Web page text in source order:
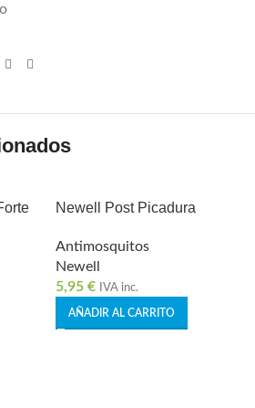
Newell Post Picadura
Antimosquitos
Newell
5,95 € IVA inc.
AÑADIR AL CARRITO